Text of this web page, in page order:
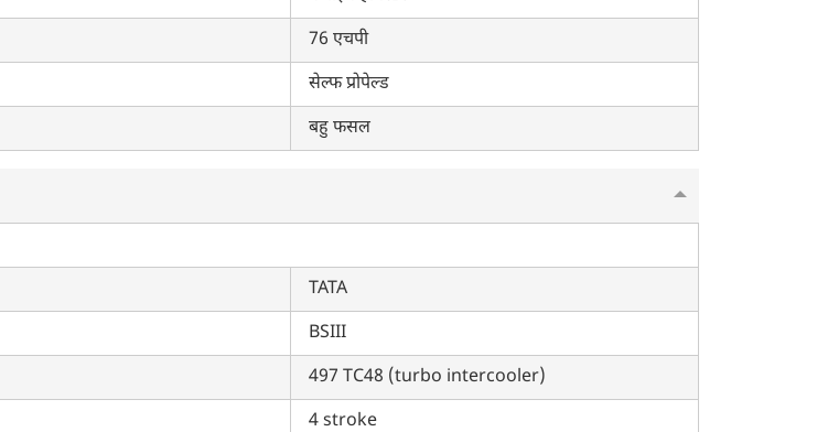
76 एचपी
सेल्फ प्रोपेल्ड
बहु फसल
TATA
BSIII
497 TC48 (turbo intercooler)
4 stroke